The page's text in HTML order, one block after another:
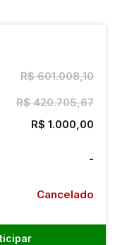
R$ 601.008,10
R$ 420.705,67
R$ 1.000,00
-
Cancelado